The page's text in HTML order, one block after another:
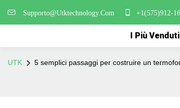
Supporto@Utktechnology.Com +1(575)912-
I Più Venduti
UTK 5 semplici passaggi per costruire un